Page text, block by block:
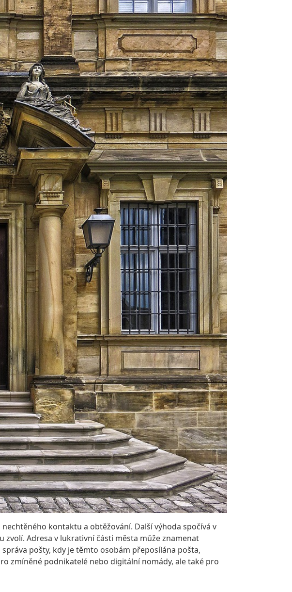
kontaktu a obtěžování. Další výhoda spočívá v
Adresa v lukrativní části města může znamenat
pošty, kdy je těmto osobám přeposílána pošta,
zmíněné podnikatelé nebo digitální nomády, ale také pro